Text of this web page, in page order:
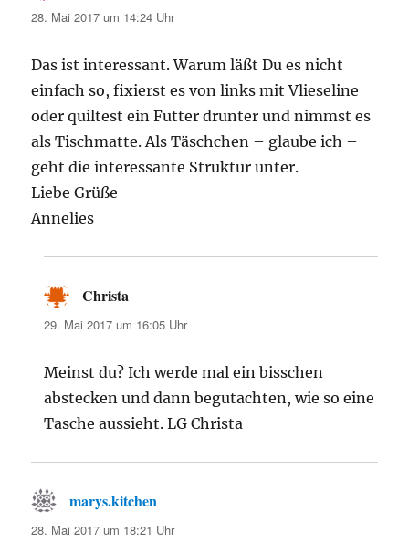
28. Mai 2017 um 14:24 Uhr
Das ist interessant. Warum läßt Du es nicht
einfach so, fixierst es von links mit Vlieseline
oder quiltest ein Futter drunter und nimmst es
als Tischmatte. Als Täschchen – glaube ich –
geht die interessante Struktur unter.
Liebe Grüße
Annelies
Christa
29. Mai 2017 um 16:05 Uhr
Meinst du? Ich werde mal ein bisschen
abstecken und dann begutachten, wie so eine
Tasche aussieht. LG Christa
marys.kitchen
28. Mai 2017 um 18:21 Uhr